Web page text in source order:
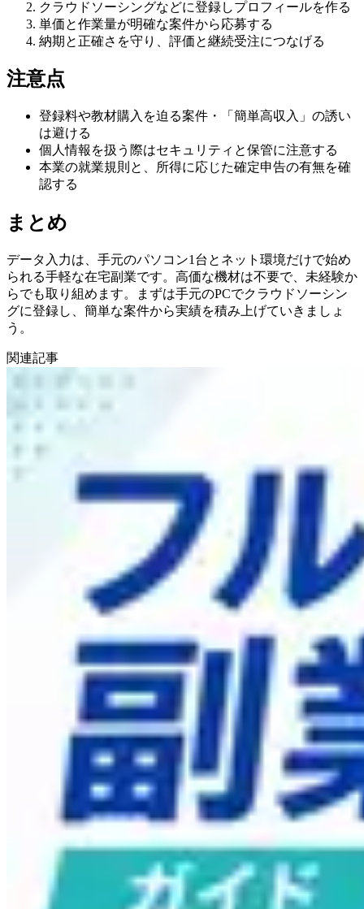
クラウドソーシングなどに登録しプロフィールを作る
単価と作業量が明確な案件から応募する
納期と正確さを守り、評価と継続受注につなげる
注意点
登録料や教材購入を迫る案件・「簡単高収入」の誘い
は避ける
個人情報を扱う際はセキュリティと保管に注意する
本業の就業規則と、所得に応じた確定申告の有無を確
認する
まとめ
データ入力は、手元のパソコン1台とネット環境だけで始め
られる手軽な在宅副業です。高価な機材は不要で、未経験か
らでも取り組めます。まずは手元のPCでクラウドソーシン
グに登録し、簡単な案件から実績を積み上げていきましょ
う。
関連記事